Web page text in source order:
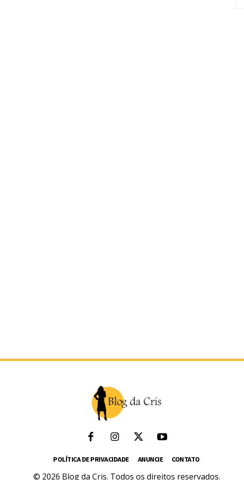
POLÍTICA DE PRIVACIDADE ANUNCIE CONTATO
© 2026 Blog da Cris. Todos os direitos reservados.